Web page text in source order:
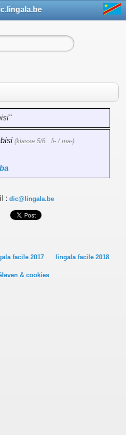
(klasse 5/6 : li- / ma-)
: dic@lingala.be
facile 2017 lingala facile 2018
& cookies